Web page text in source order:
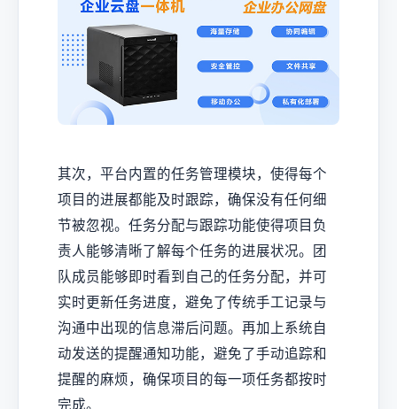
其次，平台内置的任务管理模块，使得每个
项目的进展都能及时跟踪，确保没有任何细
节被忽视。任务分配与跟踪功能使得项目负
责人能够清晰了解每个任务的进展状况。团
队成员能够即时看到自己的任务分配，并可
实时更新任务进度，避免了传统手工记录与
沟通中出现的信息滞后问题。再加上系统自
动发送的提醒通知功能，避免了手动追踪和
提醒的麻烦，确保项目的每一项任务都按时
完成。